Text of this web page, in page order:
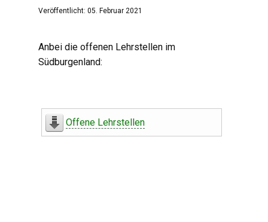
Veröffentlicht: 05. Februar 2021
Anbei die offenen Lehrstellen im
Südburgenland:
Offene Lehrstellen